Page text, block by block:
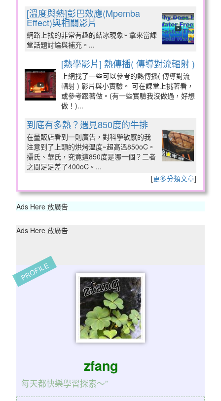
[溫度與熱]彭巴效應(Mpemba
Effect)與相關影片
網路上找的非常有趣的結冰現象~ 拿來當課
堂話題討論與補充。...
[熱學影片] 熱傳播( 傳導對流輻射 )
上網找了一些可以參考的熱傳播( 傳導對流
輻射 ) 影片與小實驗。 可在課堂上挑著看，
或參考跟著做。(有一些實驗我沒做過，好想
做！)...
到底有多熱？遇見850度的牛排
在量販店看到一則廣告，對科學敏感的我
注意到了上頭的烘烤溫度~超高溫850oC。
攝氏、華氏，究竟這850度是哪一個？二者
之間足足差了400oC。...
[更多分類文章]
Ads Here 放廣告
Ads Here 放廣告
PROFILE
zfang
每天都快樂學習探索～”